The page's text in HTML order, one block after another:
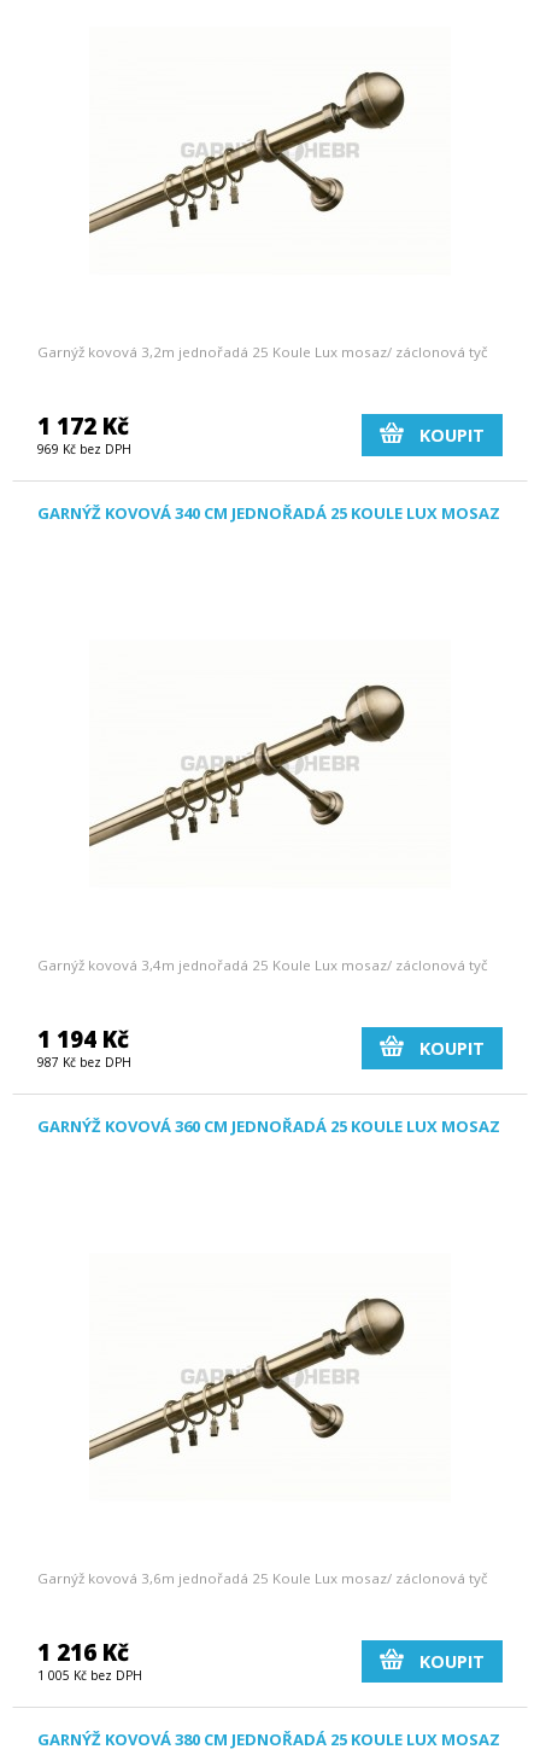
Garnýž kovová 3,2m jednořadá 25 Koule Lux mosaz/ záclonová tyč
1 172 Kč
969 Kč bez DPH
KOUPIT
GARNÝŽ KOVOVÁ 340 CM JEDNOŘADÁ 25 KOULE LUX MOSAZ
Garnýž kovová 3,4m jednořadá 25 Koule Lux mosaz/ záclonová tyč
1 194 Kč
987 Kč bez DPH
KOUPIT
GARNÝŽ KOVOVÁ 360 CM JEDNOŘADÁ 25 KOULE LUX MOSAZ
Garnýž kovová 3,6m jednořadá 25 Koule Lux mosaz/ záclonová tyč
1 216 Kč
1 005 Kč bez DPH
KOUPIT
GARNÝŽ KOVOVÁ 380 CM JEDNOŘADÁ 25 KOULE LUX MOSAZ